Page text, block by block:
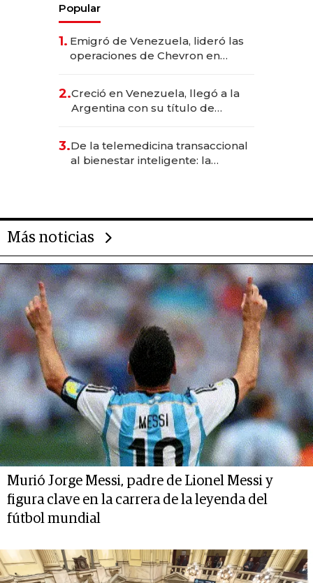
Popular
1. Emigró de Venezuela, lideró las
operaciones de Chevron en
2.Creció en Venezuela, llegó a la
Argentina con su título de
las marcas "fast premium"
3.De la telemedicina transaccional
al bienestar inteligente: la
Más noticias
Murió Jorge Messi, padre de Lionel Messi y
figura clave en la carrera de la leyenda del
fútbol mundial